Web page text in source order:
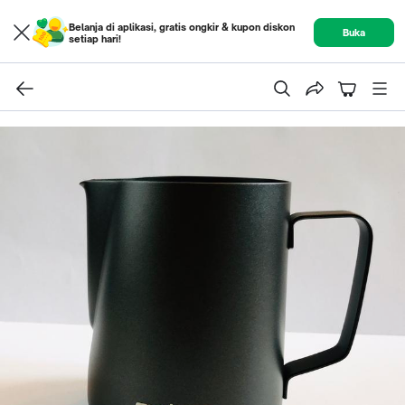
Belanja di aplikasi, gratis ongkir & kupon diskon
setiap hari!
Buka